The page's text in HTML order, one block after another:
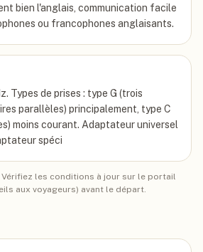
bien l'anglais, communication facile
ou francophones anglaisants.
Types de prises : type G (trois
parallèles) principalement, type C
moins courant. Adaptateur universel
spéci
les conditions à jour sur le portail
aux voyageurs) avant le départ.